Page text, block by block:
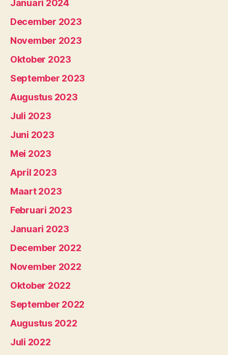
Januari 2024
December 2023
November 2023
Oktober 2023
September 2023
Augustus 2023
Juli 2023
Juni 2023
Mei 2023
April 2023
Maart 2023
Februari 2023
Januari 2023
December 2022
November 2022
Oktober 2022
September 2022
Augustus 2022
Juli 2022